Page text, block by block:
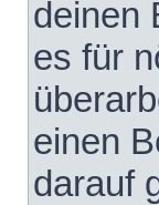
deinen
es für
einen
darauf